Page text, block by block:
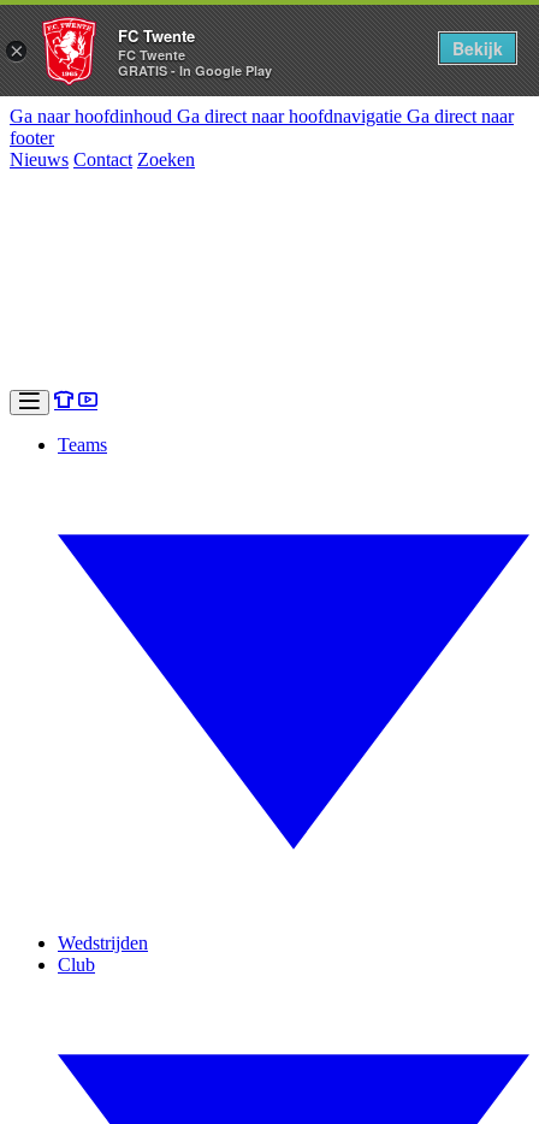
Ga naar hoofdinhoud Ga direct naar hoofdnavigatie Ga direct naar
footer
Nieuws Contact Zoeken
Teams
Wedstrijden
Club
×
FC Twente
FC Twente
GRATIS - In Google Play
Bekijk